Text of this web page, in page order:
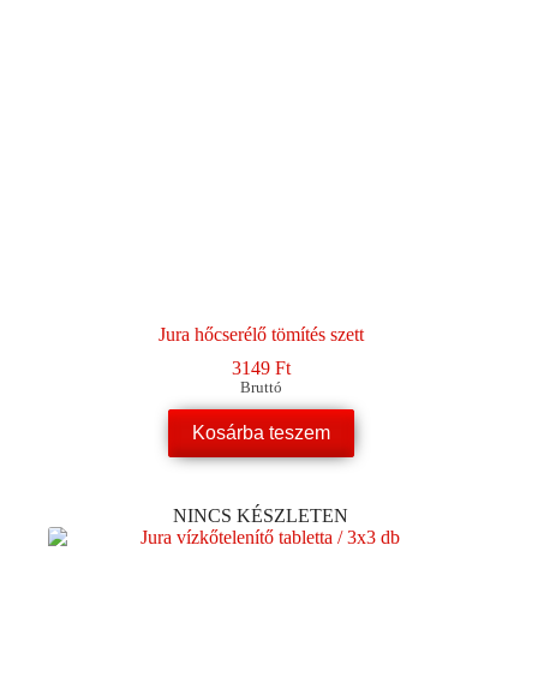
Jura hőcserélő tömítés szett
3149 Ft
Bruttó
Kosárba teszem
NINCS KÉSZLETEN